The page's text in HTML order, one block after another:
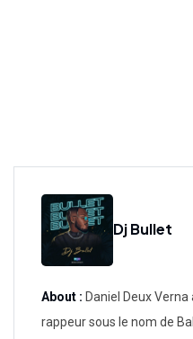
Dj Bullet
About : Daniel Deux
rappeur sous le nom de